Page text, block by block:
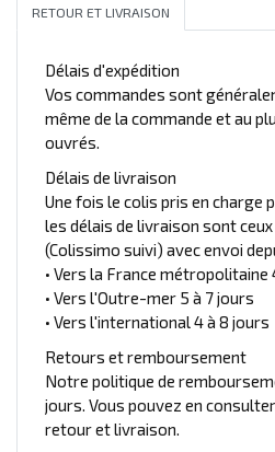
RETOUR ET LIVRAISON
Délais d'expédition
Vos commandes sont
même de la commande et au
ouvrés.
Délais de livraison
Une fois le colis pris en charge
les délais de livraison sont
(Colissimo suivi) avec envoi
• Vers la France
• Vers l'Outre-mer 5 à 7 jours
• Vers l'international 4 à 8 jours
Retours et remboursement
Notre politique de
jours. Vous pouvez en
retour et livraison.